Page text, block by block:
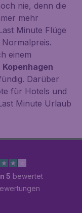
nie, denn die
mehr
Minute Flüge
einem
Darüber
für Hotels und
Minute Urlaub
5 bewertet